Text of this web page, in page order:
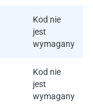
Kod nie
jest
wymagany
Kod nie
jest
wymagany